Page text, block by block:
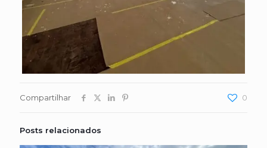
Compartilhar 0
Posts relacionados